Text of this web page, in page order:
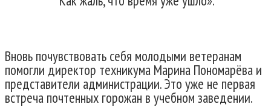
Вновь почувствовать себя молодыми ветеранам
помогли директор техникума Марина Пономарёва и
представители администрации. Это уже не первая
встреча почтенных горожан в учебном заведении.